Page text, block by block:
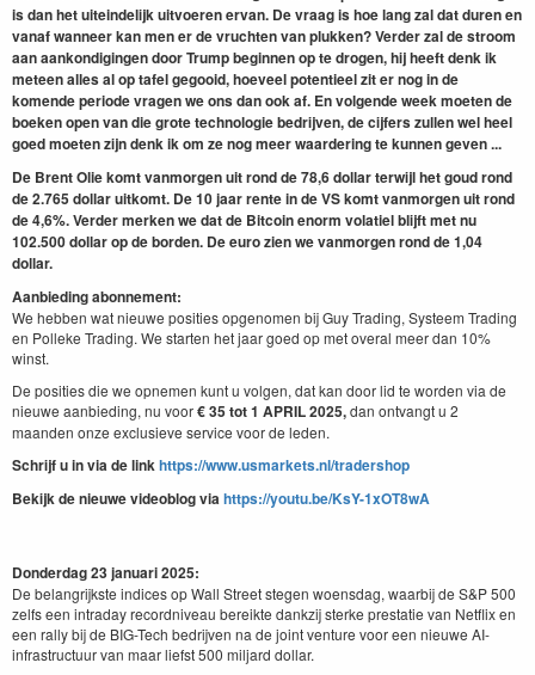
is dan het uiteindelijk uitvoeren ervan. De vraag is hoe lang zal dat duren en
vanaf wanneer kan men er de vruchten van plukken? Verder zal de stroom
aan aankondigingen door Trump beginnen op te drogen, hij heeft denk ik
meteen alles al op tafel gegooid, hoeveel potentieel zit er nog in de
komende periode vragen we ons dan ook af. En volgende week moeten de
boeken open van die grote technologie bedrijven, de cijfers zullen wel heel
goed moeten zijn denk ik om ze nog meer waardering te kunnen geven ...
De Brent Olie komt vanmorgen uit rond de 78,6 dollar terwijl het goud rond
de 2.765 dollar uitkomt. De 10 jaar rente in de VS komt vanmorgen uit rond
de 4,6%. Verder merken we dat de Bitcoin enorm volatiel blijft met nu
102.500 dollar op de borden. De euro zien we vanmorgen rond de 1,04
dollar.
Aanbieding abonnement:
We hebben wat nieuwe posities opgenomen bij Guy Trading, Systeem Trading
en Polleke Trading. We starten het jaar goed op met overal meer dan 10%
winst.
De posities die we opnemen kunt u volgen, dat kan door lid te worden via de
nieuwe aanbieding, nu voor€ 35 tot 1 APRIL2025,dan ontvangt u 2
maanden onze exclusieve service voor de leden.
Schrijf u in via de linkhttps://www.usmarkets.nl/tradershop
Bekijk de nieuwe videoblog viahttps://youtu.be/KsY-1xOT8wA
Donderdag 23 januari 2025:
De belangrijkste indices op Wall Street stegen woensdag, waarbij de S&P 500
zelfs een intraday recordniveau bereikte dankzij sterke prestatie van Netflix en
een rally bij de BIG-Tech bedrijven na de joint venture voor een nieuwe AI-
infrastructuur van maar liefst 500 miljard dollar.